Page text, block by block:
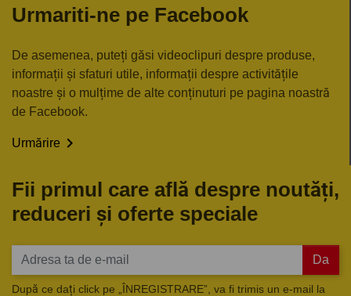
Urmariti-ne pe Facebook
De asemenea, puteți găsi videoclipuri despre produse,
informații și sfaturi utile, informații despre activitățile
noastre și o mulțime de alte conținuturi pe pagina noastră
de Facebook.
Urmărire 
Fii primul care află despre noutăți,
reduceri și oferte speciale
Da
După ce dați click pe „ÎNREGISTRARE”, va fi trimis un e-mail la